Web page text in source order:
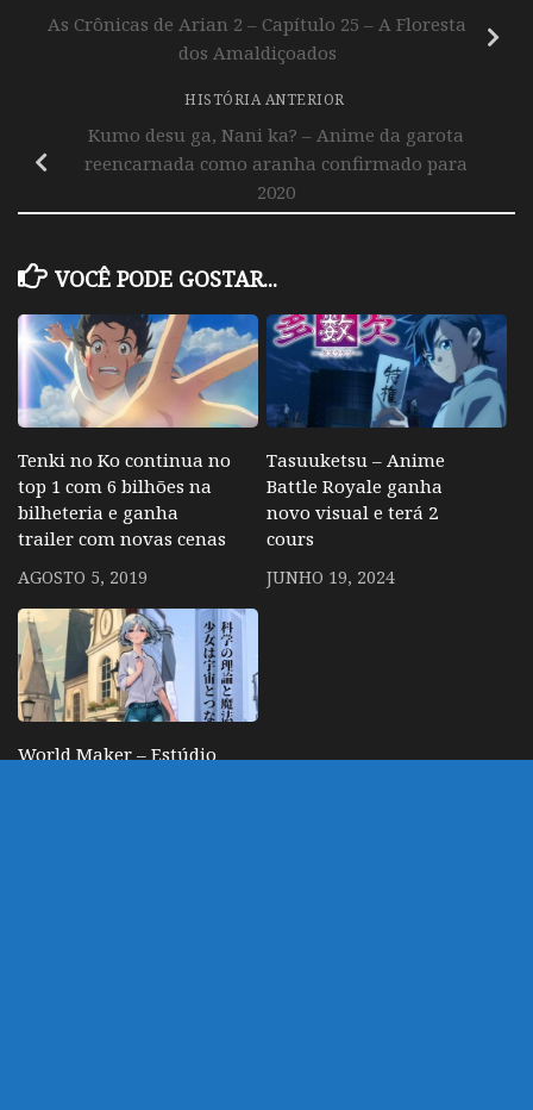
As Crônicas de Arian 2 – Capítulo 25 – A Floresta
dos Amaldiçoados
HISTÓRIA ANTERIOR
Kumo desu ga, Nani ka? – Anime da garota
reencarnada como aranha confirmado para
2020
VOCÊ PODE GOSTAR...
Tenki no Ko continua no
top 1 com 6 bilhões na
bilheteria e ganha
trailer com novas cenas
AGOSTO 5, 2019
Tasuuketsu – Anime
Battle Royale ganha
novo visual e terá 2
cours
JUNHO 19, 2024
World Maker – Estúdio